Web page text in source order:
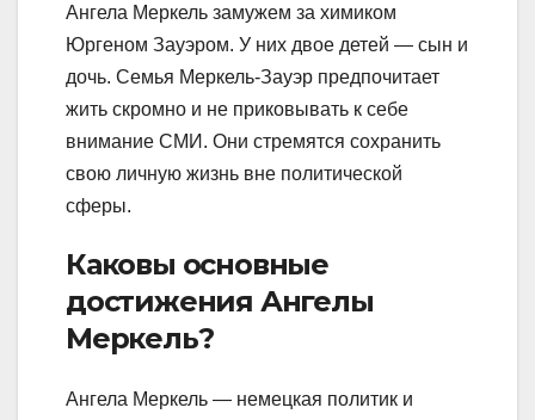
Ангела Меркель замужем за химиком
Юргеном Зауэром. У них двое детей — сын и
дочь. Семья Меркель-Зауэр предпочитает
жить скромно и не приковывать к себе
внимание СМИ. Они стремятся сохранить
свою личную жизнь вне политической
сферы.
Каковы основные
достижения Ангелы
Меркель?
Ангела Меркель — немецкая политик и